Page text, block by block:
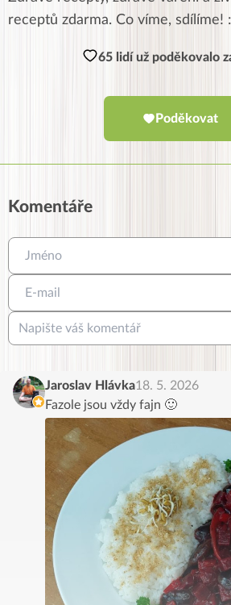
receptů zdarma. Co víme, sdílíme!
65 lidí už poděkovalo
Poděkovat
Komentáře
Jaroslav Hlávka18. 5. 2026
Fazole jsou vždy fajn 🙂